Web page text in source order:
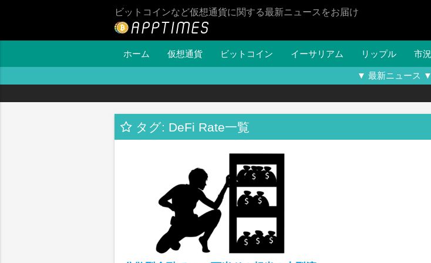
ビットコインなど仮想通貨に関する最新ニュースをお届け
ホーム 仮想通貨 ビットコイン イーサリアム リップル 市況
▼ 最新ニュース ▼
タグ: DeFi Rate一覧